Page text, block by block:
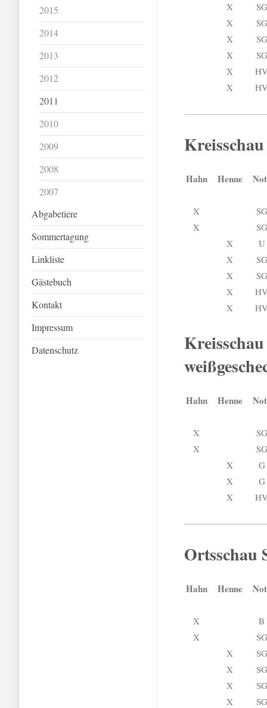
2015
2014
2013
2012
2011
2010
2009
2008
2007
Abgabetiere
Sommertagung
Linkliste
Gästebuch
Kontakt
Impressum
Datenschutz
X
SG
X
SG
X
SG
X
SG
X
X
Hahn Henne
X
SG
X
SG
X
U
X
SG
X
SG
X
X
Hahn Henne
X
SG
X
SG
X
G
X
G
X
Ortsschau
Hahn Henne
X
B
X
SG
X
SG
X
SG
X
SG
X
SG